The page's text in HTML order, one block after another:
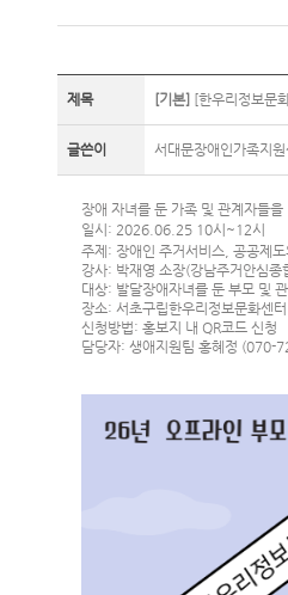
제목 [기본] [한우리정보문
글쓴이 서대문장애인가족지
장애 자녀를 둔 가족 및 관계자들
일시: 2026.06.25 10시~12시
주제: 장애인 주거서비스, 공공제
강사: 박재영 소장(강남주거안심종
대상: 발달장애자녀를 둔 부모 및
장소: 서초구립한우리정보문화센
신청방법: 홍보지 내 QR코드 신청
담당자: 생애지원팀 홍혜정 (070-